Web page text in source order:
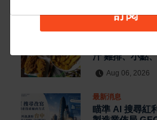
最新消息
雲林宵夜美食
汁 雞排、小點
Aug 06, 2026
最新消息
瞄準 AI 搜尋紅
訂閱